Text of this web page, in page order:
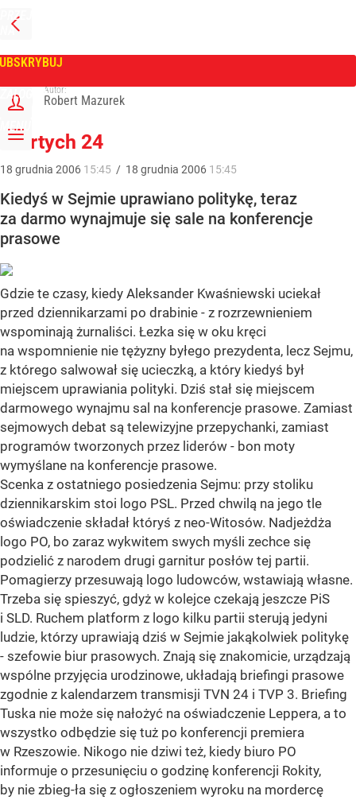
PRZEJDŹ
NA
GŁÓWNĄ
ZALOGUJ
MENU
Tygodnik Wprost
Autor:
Robert Mazurek
Giertych 24
18 grudnia 2006 15:45 / 18 grudnia 2006 15:45
Kiedyś w Sejmie uprawiano politykę, teraz
za darmo wynajmuje się sale na konferencje
prasowe
Gdzie te czasy, kiedy Aleksander Kwaśniewski uciekał
przed dziennikarzami po drabinie - z rozrzewnieniem
wspominają żurnaliści. Łezka się w oku kręci
na wspomnienie nie tężyzny byłego prezydenta, lecz Sejmu,
z którego salwował się ucieczką, a który kiedyś był
miejscem uprawiania polityki. Dziś stał się miejscem
darmowego wynajmu sal na konferencje prasowe. Zamiast
sejmowych debat są telewizyjne przepychanki, zamiast
programów tworzonych przez liderów - bon moty
wymyślane na konferencje prasowe.
Scenka z ostatniego posiedzenia Sejmu: przy stoliku
dziennikarskim stoi logo PSL. Przed chwilą na jego tle
oświadczenie składał któryś z neo-Witosów. Nadjeżdża
logo PO, bo zaraz wykwitem swych myśli zechce się
podzielić z narodem drugi garnitur posłów tej partii.
Pomagierzy przesuwają logo ludowców, wstawiają własne.
Trzeba się spieszyć, gdyż w kolejce czekają jeszcze PiS
i SLD. Ruchem platform z logo kilku partii sterują jedyni
ludzie, którzy uprawiają dziś w Sejmie jakąkolwiek politykę
- szefowie biur prasowych. Znają się znakomicie, urządzają
wspólne przyjęcia urodzinowe, układają briefingi prasowe
zgodnie z kalendarzem transmisji TVN 24 i TVP 3. Briefing
Tuska nie może się nałożyć na oświadczenie Leppera, a to
wszystko odbędzie się tuż po konferencji premiera
w Rzeszowie. Nikogo nie dziwi też, kiedy biuro PO
informuje o przesunięciu o godzinę konferencji Rokity,
by nie zbieg-ła się z ogłoszeniem wyroku na mordercę